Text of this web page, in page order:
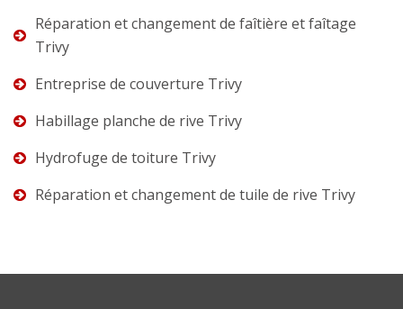
Réparation et changement de faîtière et faîtage
Trivy
Entreprise de couverture Trivy
Habillage planche de rive Trivy
Hydrofuge de toiture Trivy
Réparation et changement de tuile de rive Trivy